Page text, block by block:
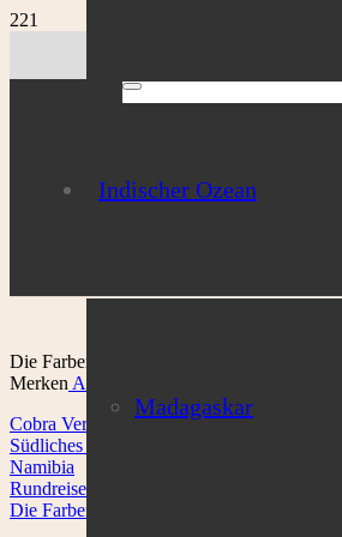
Indischer Ozean
Madagaskar
Die Farben Namibias – Flugsafari
Merken Anfrage
Cobra Verde Afrikareisen
Südliches Afrika
Namibia
Rundreisen Namibia
Die Farben Namibias – Flugsafari